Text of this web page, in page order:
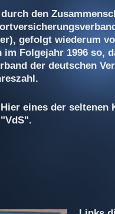
den
gefolgt wiederum
Folgejahr 1996 so,
der deutschen
Hier eines der seltenen
"VdS".